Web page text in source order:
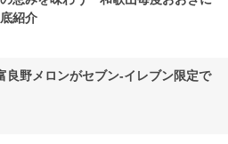
紹介
野メロンがセブン‐イレブン限定で